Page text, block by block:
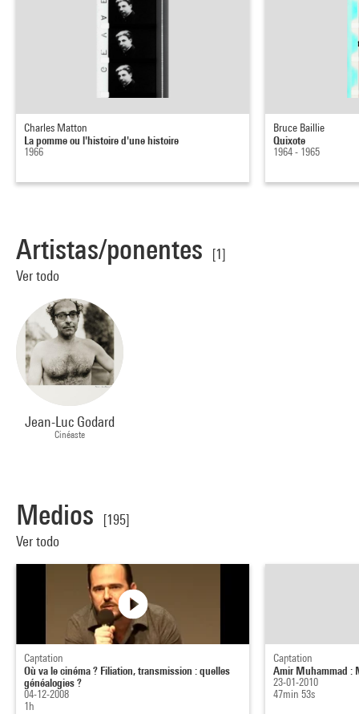
Charles Matton
La pomme ou l'histoire d'une histoire
1966
Bruce Baillie
Quixote
1964 - 1965
Artistas/ponentes
[1]
Ver todo
Jean-Luc Godard
Cinéaste
Medios
[195]
Ver todo
Captation
Où va le cinéma ? Filiation, transmission : quelles
généalogies ?
04-12-2008
1h
Captation
Amir Muhammad :
23-01-2010
47min 53s